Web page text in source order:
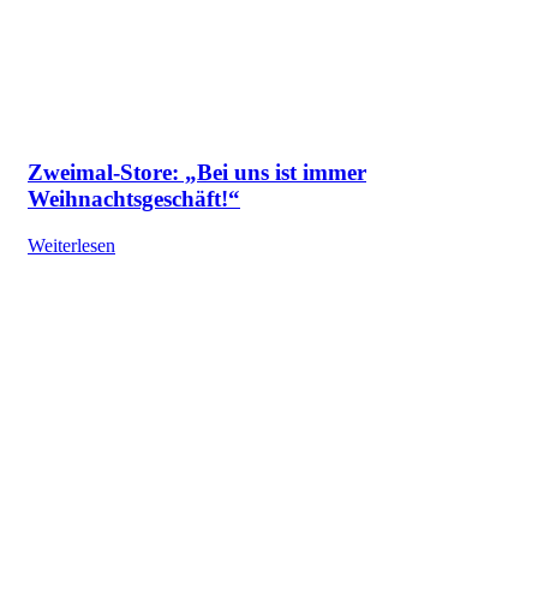
Zweimal-Store: „Bei uns ist immer
Weihnachtsgeschäft!“
Weiterlesen